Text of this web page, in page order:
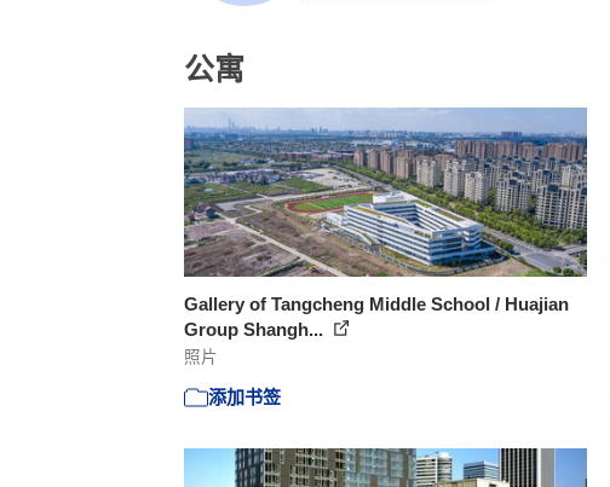
公寓
Gallery of Tangcheng Middle School / Huajian
Group Shangh...
照片
添加书签